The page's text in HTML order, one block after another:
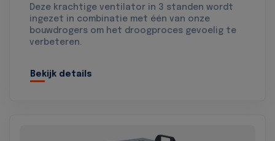
Deze krachtige ventilator in 3 standen wordt
ingezet in combinatie met één van onze
bouwdrogers om het droogproces gevoelig te
verbeteren.
Bekijk details